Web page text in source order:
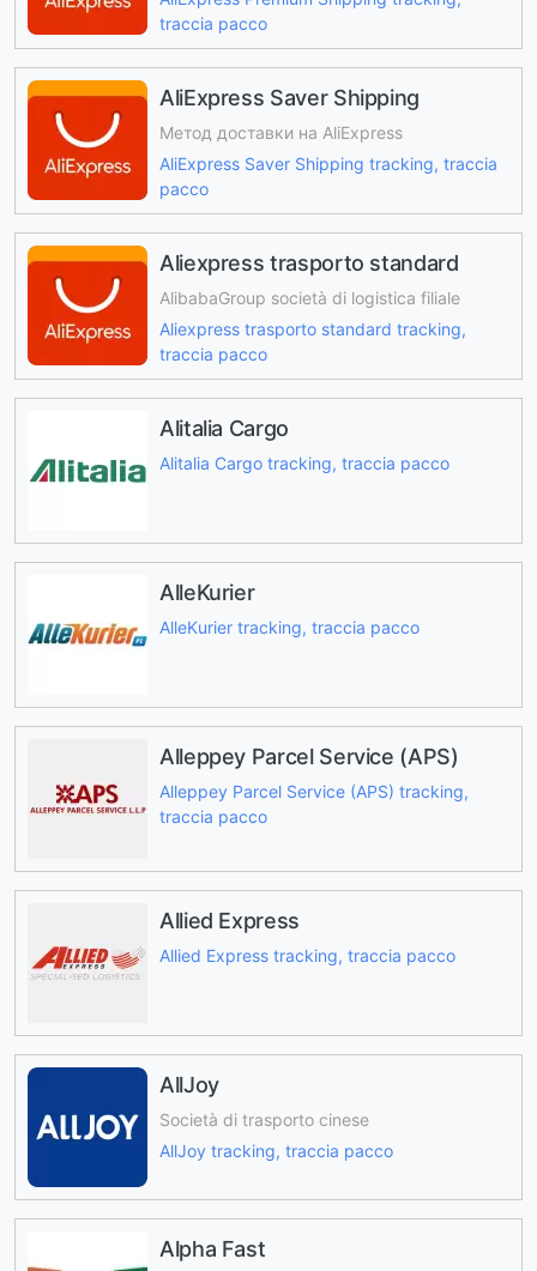
traccia pacco
AliExpress Saver Shipping
Метод доставки на AliExpress
AliExpress Saver Shipping tracking, traccia
pacco
Aliexpress trasporto standard
AlibabaGroup società di logistica filiale
Aliexpress trasporto standard tracking,
traccia pacco
Alitalia Cargo
Alitalia Cargo tracking, traccia pacco
AlleKurier
AlleKurier tracking, traccia pacco
Alleppey Parcel Service (APS)
Alleppey Parcel Service (APS) tracking,
traccia pacco
Allied Express
Allied Express tracking, traccia pacco
AllJoy
Società di trasporto cinese
AllJoy tracking, traccia pacco
Alpha Fast